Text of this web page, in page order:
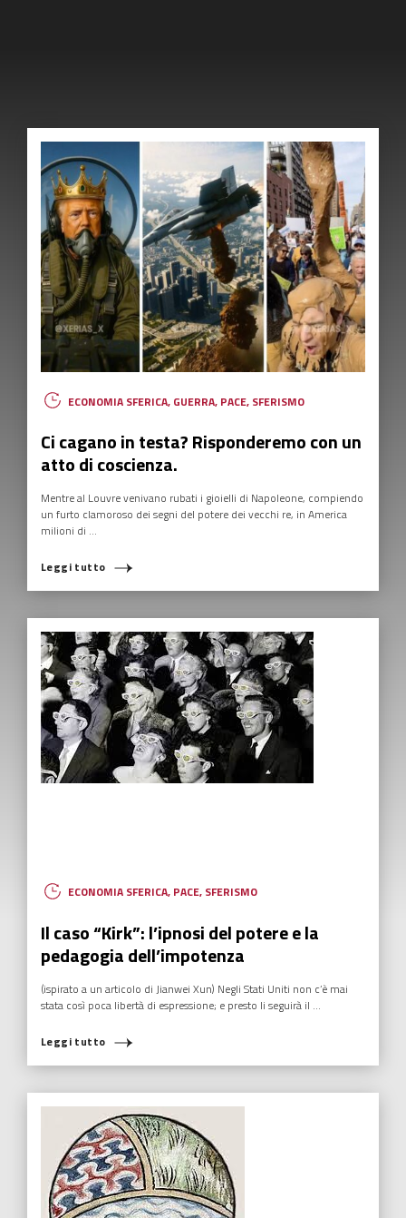
ECONOMIA 0.0,ECONOMIA SFERICA,HUMANOVABILITY,
INNOVAZIONE,NUOVI EROI
Un decennio per il Bene del Tutto
Grandi opportunità di evoluzione sono già visibili alla soglia di
questo nuovo decennio: smettiamo di procedere nel verso opposto
Leggi tutto
ECONOMIA 0.0,ECONOMIA SFERICA,HUMANOVABILITY
Un numero sempre maggiore di marchi e di aziende si sta
affrettando a dichiarare e comunicare il proprio “purpose” aziendale
Leggi tutto